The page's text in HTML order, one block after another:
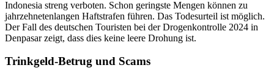
Indonesia streng verboten. Schon geringste Mengen können zu
jahrzehnetenlangen Haftstrafen führen. Das Todesurteil ist möglich.
Der Fall des deutschen Touristen bei der Drogenkontrolle 2024 in
Denpasar zeigt, dass dies keine leere Drohung ist.
Trinkgeld-Betrug und Scams